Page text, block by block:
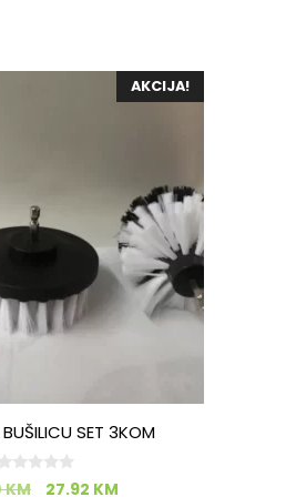
AKCIJA!
SET 3KOM
KM 27.92 KM